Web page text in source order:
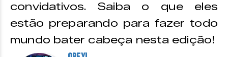
convidativos. Saiba o que eles
estão preparando para fazer todo
mundo bater cabeça nesta edição!